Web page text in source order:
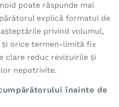
poate răspunde mai
explică formatul de
privind volumul,
și orice termen-limită fix
clare reduc revizuirile și
nepotrivite.
înainte de